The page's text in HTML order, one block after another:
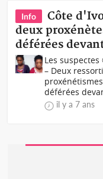
Info
Côte
deux
déférées
Les
– Deux
déférées
il y a 7 ans